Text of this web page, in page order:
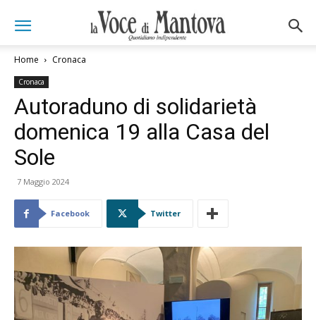
Home Cronaca
Cronaca
Autoraduno di solidarietà
domenica 19 alla Casa del
Sole
7 Maggio 2024
Facebook Twitter